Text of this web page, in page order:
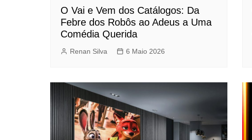
O Vai e Vem dos Catálogos: Da
Febre dos Robôs ao Adeus a Uma
Comédia Querida
Renan Silva 6 Maio 2026